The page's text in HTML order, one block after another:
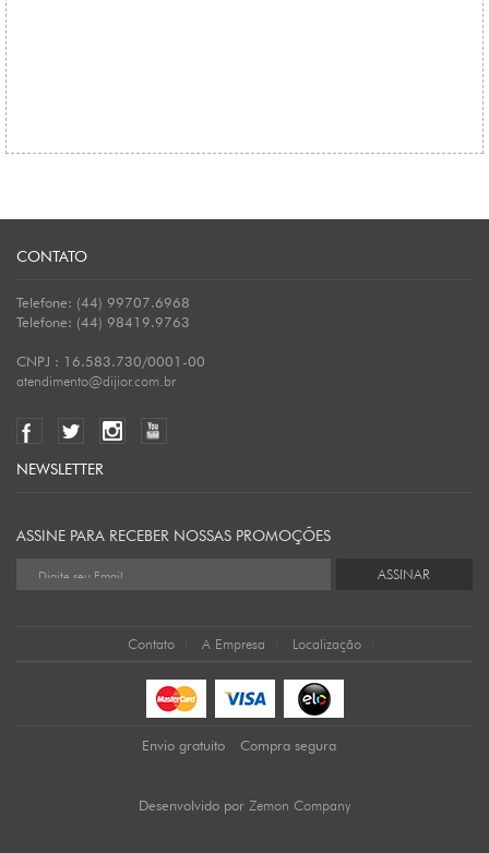
CONTATO
Telefone: (44) 99707.6968
Telefone: (44) 98419.9763
CNPJ : 16.583.730/0001-00
atendimento@dijior.com.br
NEWSLETTER
ASSINE PARA RECEBER NOSSAS PROMOÇÕES
ASSINAR
Contato A Empresa Localização
Envio gratuito Compra segura
Desenvolvido por Zemon Company